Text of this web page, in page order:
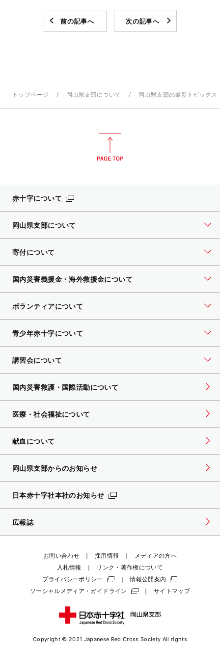
前の記事へ 次の記事へ
トップページ 岡山県支部について 岡山県支部の最新トピックス
赤十字について
岡山県支部について
寄付について
国内災害義援金・海外救援金について
ボランティアについて
青少年赤十字について
講習会について
国内災害救護・国際活動について
医療・社会福祉について
献血について
岡山県支部からのお知らせ
日本赤十字社本社のお知らせ
広報誌
お問い合わせ 採用情報
メディアの方へ
入札情報
リンク・著作権について
プライバシーポリシー
情報公開案内
ソーシャルメディア・ガイドライン
サイトマップ
Copyright © 2021 Japanese Red Cross Society All rights